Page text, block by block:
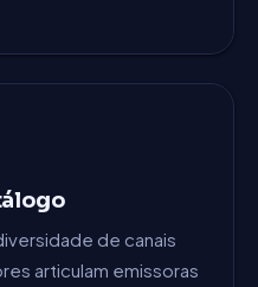
de canais
articulam emissoras